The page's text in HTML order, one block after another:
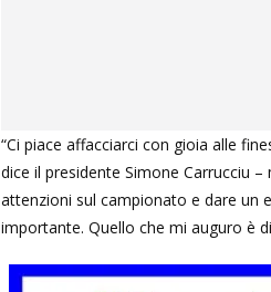
“Ci piace affacciarci con gioia alle
dice il presidente Simone Carrucciu
attenzioni sul campionato e dare un
importante. Quello che mi auguro è